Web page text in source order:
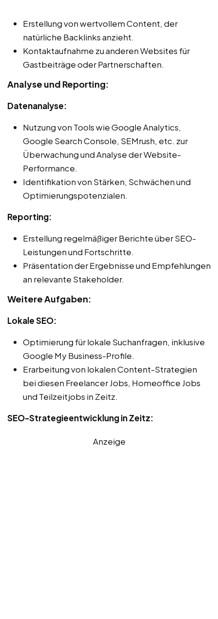
Erstellung von wertvollem Content, der
natürliche Backlinks anzieht.
Kontaktaufnahme zu anderen Websites für
Gastbeiträge oder Partnerschaften.
Analyse und Reporting:
Datenanalyse:
Nutzung von Tools wie Google Analytics,
Google Search Console, SEMrush, etc. zur
Überwachung und Analyse der Website-
Performance.
Identifikation von Stärken, Schwächen und
Optimierungspotenzialen.
Reporting:
Erstellung regelmäßiger Berichte über SEO-
Leistungen und Fortschritte.
Präsentation der Ergebnisse und Empfehlungen
an relevante Stakeholder.
Weitere Aufgaben:
Lokale SEO:
Optimierung für lokale Suchanfragen, inklusive
Google My Business-Profile.
Erarbeitung von lokalen Content-Strategien
bei diesen Freelancer Jobs, Homeoffice Jobs
und Teilzeitjobs in Zeitz.
SEO-Strategieentwicklung in Zeitz:
Anzeige